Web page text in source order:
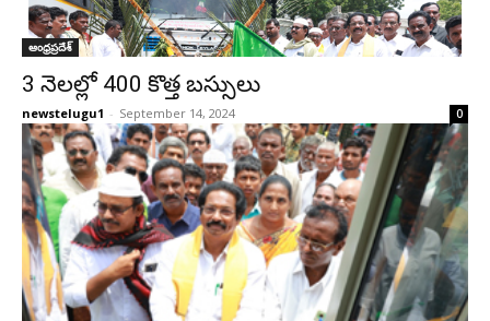
ఆంధ్రప్రదేశ్‌
3 నెలల్లో 400 కొత్త బస్సులు
newstelugu1 - September 14, 2024 0